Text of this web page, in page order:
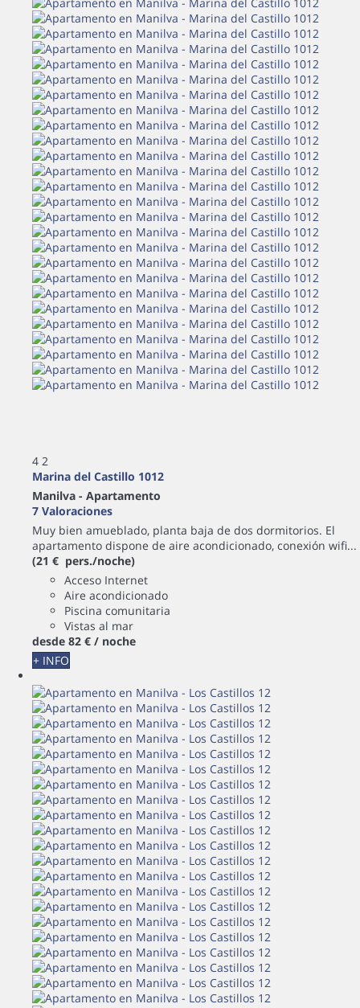
4 2
Marina del Castillo 1012
Manilva - Apartamento
7 Valoraciones
Muy bien amueblado, planta baja de dos dormitorios. El
apartamento dispone de aire acondicionado, conexión wifi...
(21 € pers./noche)
Acceso Internet
Aire acondicionado
Piscina comunitaria
Vistas al mar
desde 82 € / noche
+ INFO